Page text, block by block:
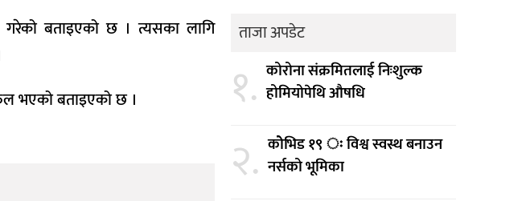
बताइएको छ । त्यसका लागि
भएको बताइएको छ ।
ताजा अपडेट
१. कोरोना संक्रमितलाई निःशुल्क
होमियोपेथि औषधि
२. कोेभिड १९ ः विश्व स्वस्थ बनाउन
नर्सको भूमिका